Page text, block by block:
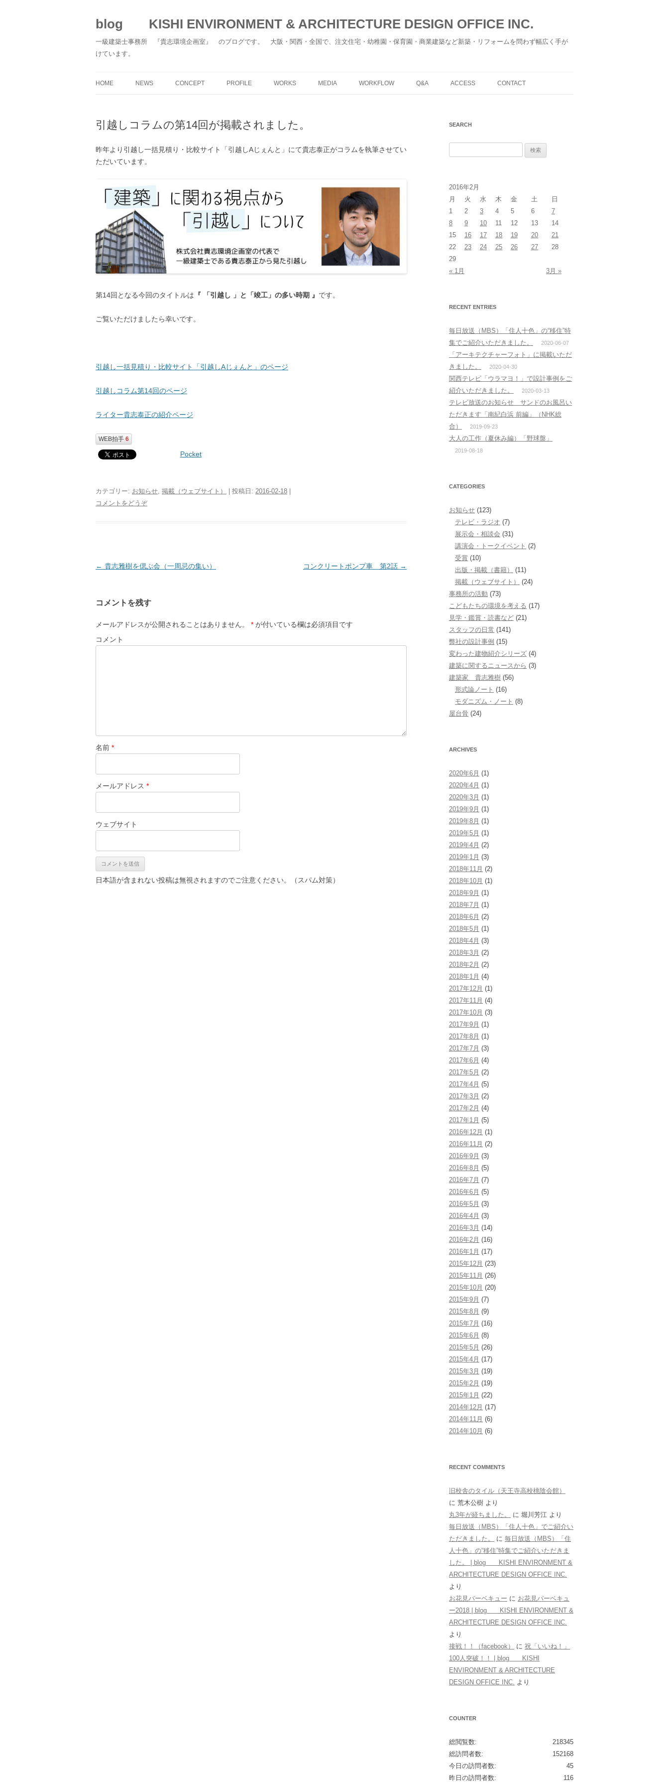
blog KISHI ENVIRONMENT & ARCHITECTURE DESIGN OFFICE INC.
一級建築士事務所 『貴志環境企画室』 のブログです。 大阪・関西・全国で、注文住宅・幼稚園・保育園・商業建築など新築・リフォームを問わず幅広く手が
けています。
ン
HOME NEWS CONCEPT PROFILE WORKS MEDIA WORKFLOW Q&A ACCESS CONTACT
引越しコラムの第14回が掲載されました。
昨年より引越し一括見積り・比較サイト「引越しAじぇんと」にて貴志泰正がコラムを執筆させてい
ただいています。
第14回となる今回のタイトルは 『 「引越し 」と「竣工」の多い時期 』 です。
ご覧いただけましたら幸いです。
引越し一括見積り・比較サイト「引越しAじぇんと」のページ
引越しコラム第14回のページ
ライター貴志泰正の紹介ページ
WEB拍手 6
Pocket
カテゴリー: お知らせ, 掲載（ウェブサイト） | 投稿日: 2016-02-18
コメントをどうぞ
投
ビ
ゲ
ー
← 貴志雅樹を偲ぶ会（一周忌の集い） コンクリートポンプ車 第2話 →
コメントを残す
メールアドレスが公開されることはありません。 * が付いている欄は必須項目です
コメント
名前 *
メールアドレス *
ウェブサイト
日本語が含まれない投稿は無視されますのでご注意ください。（スパム対策）
SEARCH
2016年2月
月
火 水 木 金 土 日
« 1月 3月 »
1 2 3 4 5 6
7
8
9 10 11 12 13
14
15
16 17 18 19 20
21
22
23 24 25 26 27
28
29
RECENT ENTRIES
毎日放送（MBS）「住人十色」の“移住”特
集でご紹介いただきました。
2020-06-07
「アーキテクチャーフォト」に掲載いただ
きました。
2020-04-30
関西テレビ「ウラマヨ！」で設計事例をご
紹介いただきました。
2020-03-13
テレビ放送のお知らせ サンドのお風呂い
ただきます「南紀白浜 前編」（NHK総
合）
2019-09-23
大人の工作（夏休み編）「野球盤」
2019-08-18
CATEGORIES
お知らせ (123)
テレビ・ラジオ (7)
展示会・相談会 (31)
講演会・トークイベント (2)
受賞 (10)
出版・掲載（書籍）
(11)
掲載（ウェブサイト）
(24)
事務所の活動 (73)
こどもたちの環境を考える (17)
見学・鑑賞・読書など (21)
スタッフの日常 (141)
弊社の設計事例 (15)
変わった建物紹介シリーズ (4)
建築に関するニュースから (3)
建築家 貴志雅樹 (56)
形式論ノート (16)
モダニズム・ノート (8)
屋台骨 (24)
ARCHIVES
2020年6月 (1)
2020年4月 (1)
2020年3月 (1)
2019年9月 (1)
2019年8月 (1)
2019年5月 (1)
2019年4月 (2)
2019年1月 (3)
2018年11月 (2)
2018年10月 (1)
2018年9月 (1)
2018年7月 (1)
2018年6月 (2)
2018年5月 (1)
2018年4月 (3)
2018年3月 (2)
2018年2月 (2)
2018年1月 (4)
2017年12月 (1)
2017年11月 (4)
2017年10月 (3)
2017年9月 (1)
2017年8月 (1)
2017年7月 (3)
2017年6月 (4)
2017年5月 (2)
2017年4月 (5)
2017年3月 (2)
2017年2月 (4)
2017年1月 (5)
2016年12月 (1)
2016年11月 (2)
2016年9月 (3)
2016年8月 (5)
2016年7月 (7)
2016年6月 (5)
2016年5月 (3)
2016年4月 (3)
2016年3月 (14)
2016年2月 (16)
2016年1月 (17)
2015年12月 (23)
2015年11月 (26)
2015年10月 (20)
2015年9月 (7)
2015年8月 (9)
2015年7月 (16)
2015年6月 (8)
2015年5月 (26)
2015年4月 (17)
2015年3月 (19)
2015年2月 (19)
2015年1月 (22)
2014年12月 (17)
2014年11月 (6)
2014年10月 (6)
RECENT COMMENTS
旧校舎のタイル（天王寺高校桃陰会館）
に 荒木公樹 より
丸3年が経ちました。
に 堀川芳江 より
毎日放送（MBS）「住人十色」でご紹介い
ただきました。
に 毎日放送（MBS）「住
人十色」の“移住”特集でご紹介いただきま
した。 | blog KISHI ENVIRONMENT &
ARCHITECTURE DESIGN OFFICE INC.
より
お花見バーベキュー に お花見バーベキュ
ー2018 | blog KISHI ENVIRONMENT &
ARCHITECTURE DESIGN OFFICE INC.
より
接戦！！（facebook）
に 祝「いいね！」
100人突破！！ | blog KISHI
ENVIRONMENT & ARCHITECTURE
DESIGN OFFICE INC. より
COUNTER
218345
総閲覧数:
152168
総訪問者数:
45
今日の訪問者数:
116
昨日の訪問者数: